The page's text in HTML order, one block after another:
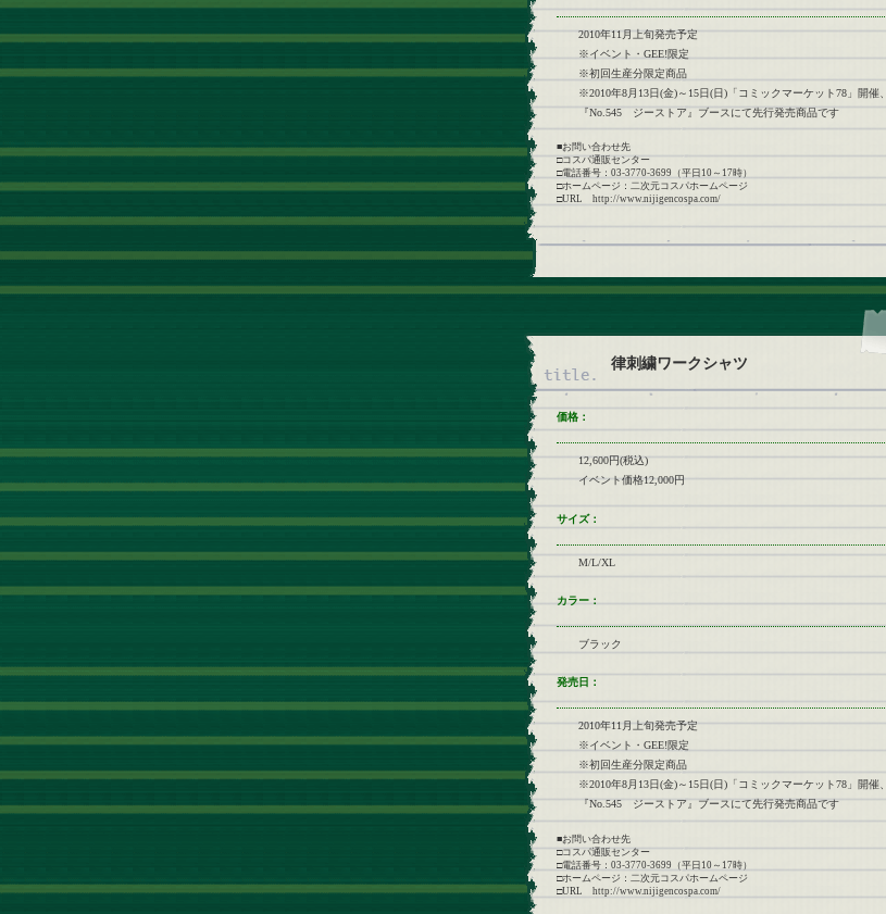
2010年11月上旬発売予定
※イベント・GEE!限定
※初回生産分限定商品
※2010年8月13日(金)～15日(日)「コミックマーケット78」開催、
『No.545 ジーストア』ブースにて先行発売商品です
■お問い合わせ先
□コスパ通販センター
□電話番号：03-3770-3699（平日10～17時）
□ホームページ：二次元コスパホームページ
□URL http://www.nijigencospa.com/
律刺繍ワークシャツ
価格：
12,600円(税込)
イベント価格12,000円
サイズ：
M/L/XL
カラー：
ブラック
発売日：
2010年11月上旬発売予定
※イベント・GEE!限定
※初回生産分限定商品
※2010年8月13日(金)～15日(日)「コミックマーケット78」開催、
『No.545 ジーストア』ブースにて先行発売商品です
■お問い合わせ先
□コスパ通販センター
□電話番号：03-3770-3699（平日10～17時）
□ホームページ：二次元コスパホームページ
□URL http://www.nijigencospa.com/